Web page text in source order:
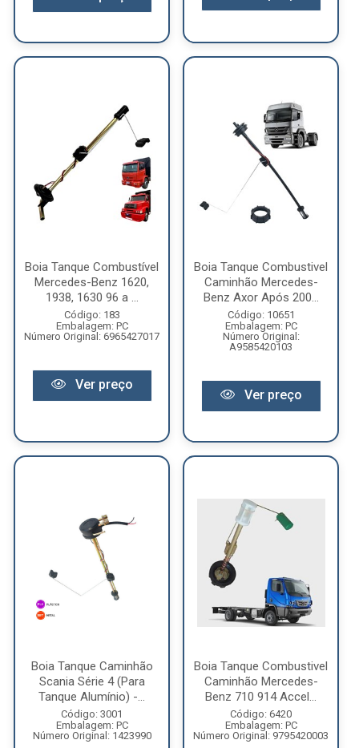
Boia Tanque Combustível
Mercedes-Benz 1620,
1938, 1630 96 a ...
Código: 183
Embalagem: PC
Número Original: 6965427017
Ver preço
Boia Tanque Combustivel
Caminhão Mercedes-
Benz Axor Após 200...
Código: 10651
Embalagem: PC
Número Original:
A9585420103
Ver preço
Boia Tanque Caminhão
Scania Série 4 (Para
Tanque Alumínio) -...
Código: 3001
Embalagem: PC
Número Original: 1423990
Boia Tanque Combustivel
Caminhão Mercedes-
Benz 710 914 Accel...
Código: 6420
Embalagem: PC
Número Original: 9795420003